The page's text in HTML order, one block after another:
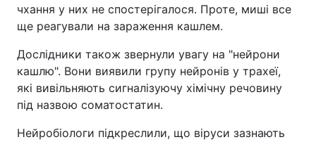
чхання у них не спостерігалося. Проте, миші все
ще реагували на зараження кашлем.
Дослідники також звернули увагу на "нейрони
кашлю". Вони виявили групу нейронів у трахеї,
які вивільняють сигналізуючу хімічну речовину
під назвою соматостатин.
Нейробіологи підкреслили, що віруси зазнають